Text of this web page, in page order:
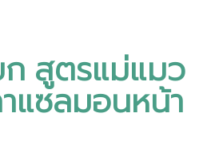
ก สูตรแม่แมว
แซลมอนหน้า